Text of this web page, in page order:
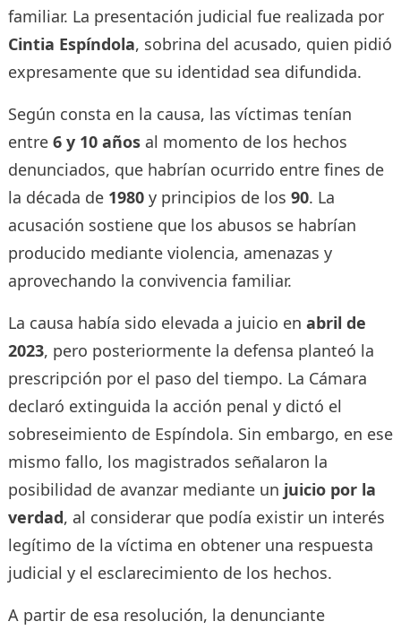
familiar. La presentación judicial fue realizada por
Cintia Espíndola, sobrina del acusado, quien pidió
expresamente que su identidad sea difundida.
Según consta en la causa, las víctimas tenían
entre 6 y 10 añosal momento de los hechos
denunciados, que habrían ocurrido entre fines de
la década de 1980y principios de los 90. La
acusación sostiene que los abusos se habrían
producido mediante violencia, amenazas y
aprovechando la convivencia familiar.
La causa había sido elevada a juicio en abril de
2023, pero posteriormente la defensa planteó la
prescripción por el paso del tiempo. La Cámara
declaró extinguida la acción penal y dictó el
sobreseimiento de Espíndola. Sin embargo, en ese
mismo fallo, los magistrados señalaron la
posibilidad de avanzar mediante un juicio por la
verdad, al considerar que podía existir un interés
legítimo de la víctima en obtener una respuesta
judicial y el esclarecimiento de los hechos.
A partir de esa resolución, la denunciante